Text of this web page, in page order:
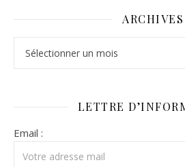
ARCHIVES
LETTRE
Email :